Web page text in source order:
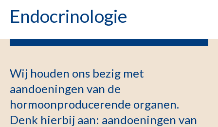
Endocrinologie
Wij houden ons bezig met
aandoeningen van de
hormoonproducerende organen.
Denk hierbij aan: aandoeningen van